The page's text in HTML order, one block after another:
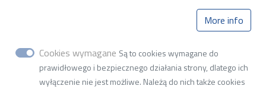
Department of Microelectronics and
Computer Science
ul. Wólczańska 221, building B18, 93-005 Łódź
More info
Cookies wymagane Są to cookies wymagane do
prawidłowego i bezpiecznego działania strony, dlatego ich
wyłączenie nie jest możliwe. Należą do nich także cookies